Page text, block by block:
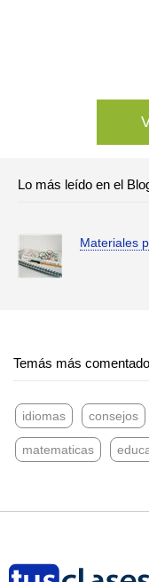
Lo más leído en el
Materiales
Temás más
idiomas consejos
matematicas